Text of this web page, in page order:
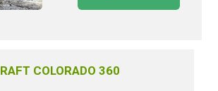
RAFT COLORADO 360